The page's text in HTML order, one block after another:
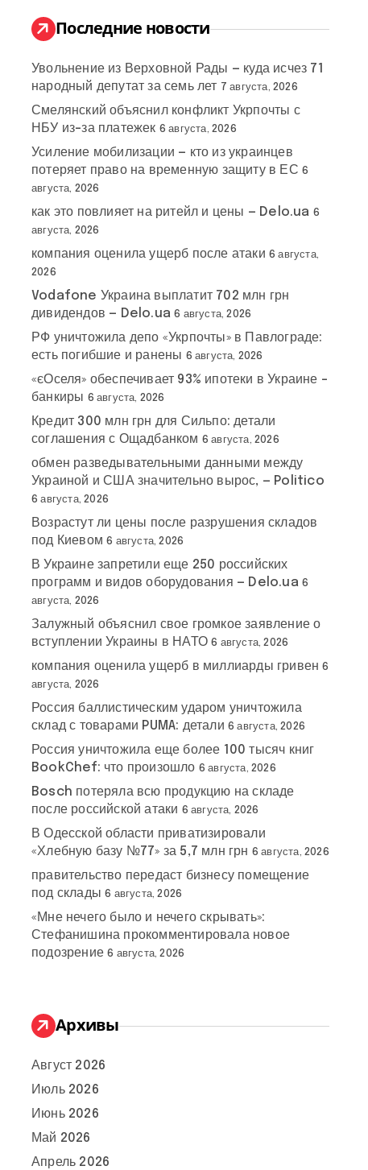
:
Последние новости
Увольнение из Верховной Рады — куда исчез 71
народный депутат за семь лет 7 августа, 2026
Смелянский объяснил конфликт Укрпочты с
НБУ из-за платежек 6 августа, 2026
Усиление мобилизации — кто из украинцев
потеряет право на временную защиту в ЕС 6
августа, 2026
как это повлияет на ритейл и цены — Delo.ua 6
августа, 2026
компания оценила ущерб после атаки 6 августа,
2026
Vodafone Украина выплатит 702 млн грн
дивидендов — Delo.ua 6 августа, 2026
РФ уничтожила депо «Укрпочты» в Павлограде:
есть погибшие и ранены 6 августа, 2026
«єОселя» обеспечивает 93% ипотеки в Украине –
банкиры 6 августа, 2026
Кредит 300 млн грн для Сильпо: детали
соглашения с Ощадбанком 6 августа, 2026
обмен разведывательными данными между
Украиной и США значительно вырос, — Politico
6 августа, 2026
Возрастут ли цены после разрушения складов
под Киевом 6 августа, 2026
В Украине запретили еще 250 российских
программ и видов оборудования — Delo.ua 6
августа, 2026
Залужный объяснил свое громкое заявление о
вступлении Украины в НАТО 6 августа, 2026
компания оценила ущерб в миллиарды гривен 6
августа, 2026
Россия баллистическим ударом уничтожила
склад с товарами PUMA: детали 6 августа, 2026
Россия уничтожила еще более 100 тысяч книг
BookChef: что произошло 6 августа, 2026
Bosch потеряла всю продукцию на складе
после российской атаки 6 августа, 2026
В Одесской области приватизировали
«Хлебную базу №77» за 5,7 млн грн 6 августа, 2026
правительство передаст бизнесу помещение
под склады 6 августа, 2026
«Мне нечего было и нечего скрывать»:
Стефанишина прокомментировала новое
подозрение 6 августа, 2026
Архивы
Август 2026
Июль 2026
Июнь 2026
Май 2026
Апрель 2026